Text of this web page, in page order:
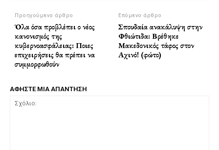
Προηγούμενο άρθρο
Όλα όσα προβλέπει ο νέος
κανονισμός της
κυβερνοασφάλειας: Ποιες
επιχειρήσεις θα πρέπει να
συμμορφωθούν
Επόμενο άρθρο
Σπουδαία ανακάλυψη στην
Φθιώτιδα: Βρέθηκε
Μακεδονικός τάφος στον
Αχινό! (φώτο)
ΑΦΗΣΤΕ ΜΙΑ ΑΠΑΝΤΗΣΗ